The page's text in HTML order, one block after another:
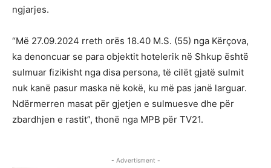
ngjarjes.
“Më 27.09.2024 rreth orës 18.40 M.S. (55) nga Kërçova,
ka denoncuar se para objektit hotelerik në Shkup është
sulmuar fizikisht nga disa persona, të cilët gjatë sulmit
nuk kanë pasur maska në kokë, ku më pas janë larguar.
Ndërmerren masat për gjetjen e sulmuesve dhe për
zbardhjen e rastit”, thonë nga MPB për TV21.
- Advertisment -